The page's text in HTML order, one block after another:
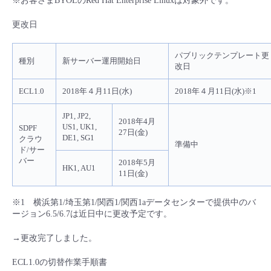
更改日
種別 新サーバー運用開始日
パブリックテンプレート更
改日
ECL1.0 2018年４月11日(水) 2018年４月11日(水)※1
SDPF
クラウ
ド/サー
バー
JP1, JP2,
US1, UK1,
DE1, SG1
2018年4月
27日(金)
準備中
HK1, AU1
2018年5月
11日(金)
※1 横浜第1/埼玉第1/関西1/関西1aデータセンターで提供中のバ
ージョン6.5/6.7は近日中に更改予定です。
→更改完了しました。
ECL1.0の切替作業手順書